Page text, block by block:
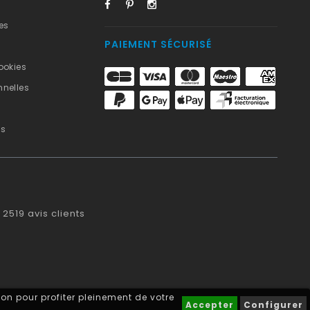
pour profiter pleinement de votre
Accepter Configurer
PAIEMENT SÉCURISÉ
2519 avis clients